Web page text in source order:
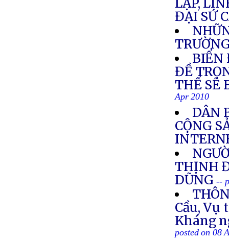
LẬP,
ĐẠI SỨ
BIỂN
ĐỀ
THỂ SẼ
Apr 2010
DÂN
CỘNG
THỊNH
DŨNG --
Cầu,
Kháng
posted on 08